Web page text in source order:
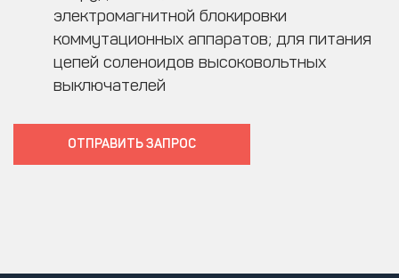
электромагнитной блокировки
коммутационных аппаратов; для питания
цепей соленоидов высоковольтных
выключателей
ОТПРАВИТЬ ЗАПРОC